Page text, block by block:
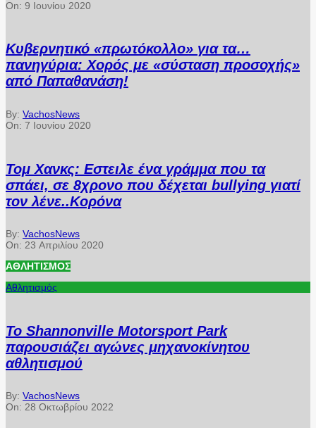
On: 9 Ιουνίου 2020
Κυβερνητικό «πρωτόκολλο» για τα…
πανηγύρια: Χορός με «σύσταση προσοχής»
από Παπαθανάση!
By: VachosNews
On: 7 Ιουνίου 2020
Τομ Χανκς: Εστειλε ένα γράμμα που τα
σπάει, σε 8χρονο που δέχεται bullying γιατί
τον λένε..Κορόνα
By: VachosNews
On: 23 Απριλίου 2020
ΑΘΛΗΤΙΣΜΌΣ
Αθλητισμός
Το Shannonville Motorsport Park
παρουσιάζει αγώνες μηχανοκίνητου
αθλητισμού
By: VachosNews
On: 28 Οκτωβρίου 2022